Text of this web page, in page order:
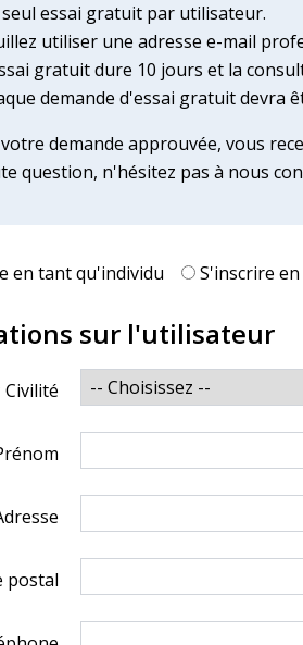
essai gratuit par utilisateur.
utiliser une adresse e-mail
gratuit dure 10 jours et la
demande d'essai gratuit devra
demande approuvée, vous
question, n'hésitez pas à nous
en tant qu'individu S'inscrire
sur l'utilisateur
postal